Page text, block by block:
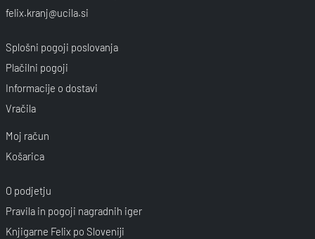
felix.kranj@ucila.si
Splošni pogoji poslovanja
Plačilni pogoji
Informacije o dostavi
Vračila
Moj račun
Košarica
O podjetju
Pravila in pogoji nagradnih iger
Knjigarne Felix po Sloveniji